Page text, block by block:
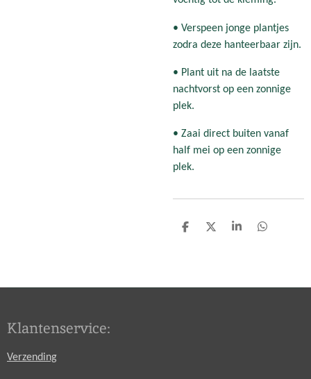
• Verspeen jonge plantjes
zodra deze hanteerbaar zijn.
• Plant uit na de laatste
nachtvorst op een zonnige
plek.
• Zaai direct buiten vanaf
half mei op een zonnige
plek.
D
D
S
D
Klantenservice:
Verzending